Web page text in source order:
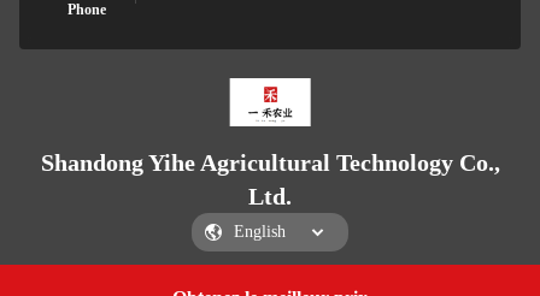
Phone
Shandong Yihe Agricultural Technology Co.,
Ltd.